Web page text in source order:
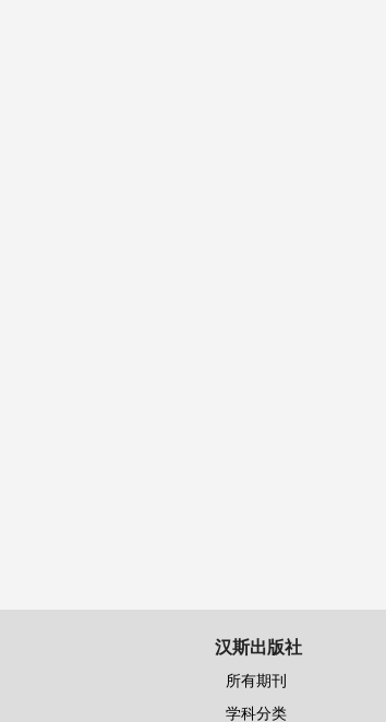
汉斯出版社
所有期刊
学科分类